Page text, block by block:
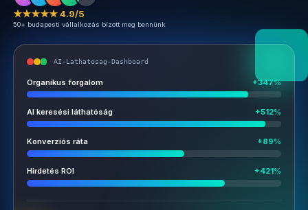
★★★★★ 4.9/5
50+ budapesti vállalkozás bízott meg bennünk
Organikus forgalom +347%
AI keresési láthatóság +512%
Konverziós ráta +89%
Hirdetés ROI +421%